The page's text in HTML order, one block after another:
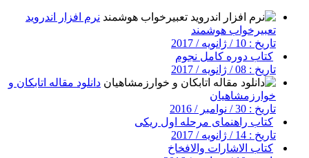
نرم افزار اندروید
تعبیرخواب هوشمند
تاریخ : 10 / ژانویه / 2017
کتاب دوره کامل نجوم
تاریخ : 08 / ژانویه / 2017
دانلود مقاله اتابکان و
خوارزمشاهیان
تاریخ : 30 / نوامبر / 2016
کتاب راهنمای مرحله اول ریکی
تاریخ : 14 / ژانویه / 2017
کتاب الاشارات والافخاخ